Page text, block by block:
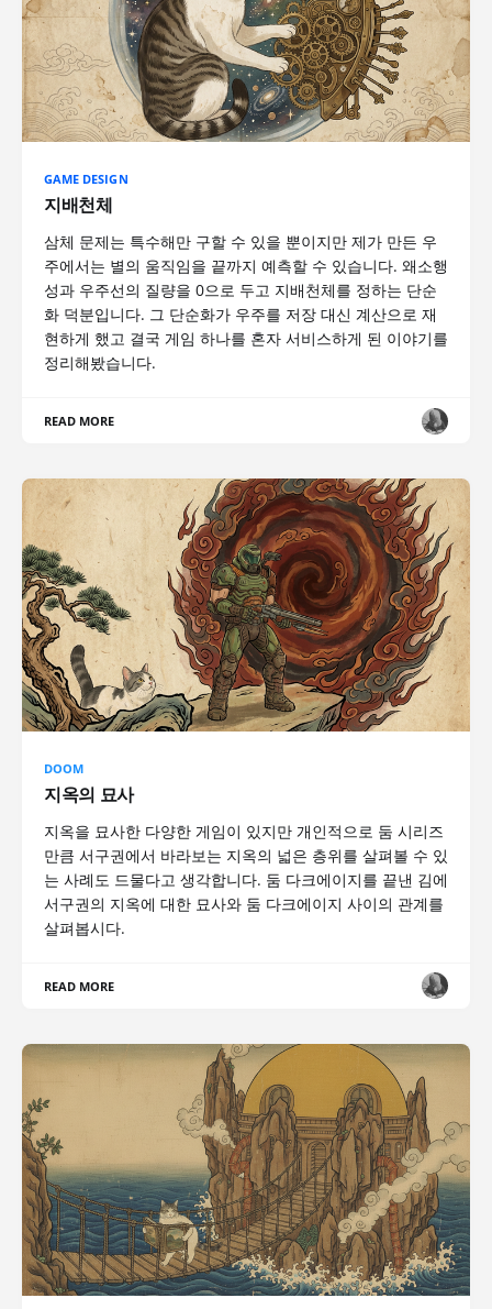
GAME DESIGN
지배천체
삼체 문제는 특수해만 구할 수 있을 뿐이지만 제가 만든 우
주에서는 별의 움직임을 끝까지 예측할 수 있습니다. 왜소행
성과 우주선의 질량을 0으로 두고 지배천체를 정하는 단순
화 덕분입니다. 그 단순화가 우주를 저장 대신 계산으로 재
현하게 했고 결국 게임 하나를 혼자 서비스하게 된 이야기를
정리해봤습니다.
READ MORE
DOOM
지옥의 묘사
지옥을 묘사한 다양한 게임이 있지만 개인적으로 둠 시리즈
만큼 서구권에서 바라보는 지옥의 넓은 층위를 살펴볼 수 있
는 사례도 드물다고 생각합니다. 둠 다크에이지를 끝낸 김에
서구권의 지옥에 대한 묘사와 둠 다크에이지 사이의 관계를
살펴봅시다.
READ MORE